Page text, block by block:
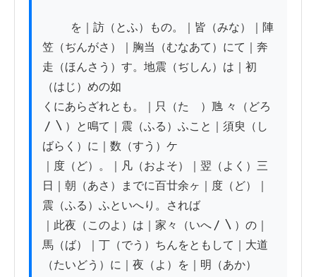
笠（ぢんがさ）｜胸当（むなあて）にて｜奔
走（ほんさう）す。地震（ぢしん）は｜初
（はじ）めの如
くにあらざれとも。｜只（たゝ）虺 々（どろ
〳〵）と鳴て｜震（ふる）ふこと｜須臾（し
ばらく）に｜数（すう）ケ
｜度（ど）。｜凡（およそ）｜翌（よく）三
日｜朝（あさ）までに百廿余ヶ｜度（ど）｜
震（ふる）ふといへり。されば
｜此夜（このよ）は｜家々（いへ〳〵）の｜
馬（ば）｜丁（でう）ちんをともして｜大道
（たいどう）に｜夜（よ）を｜明（あか）